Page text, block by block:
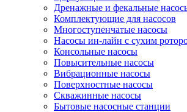
Дренажные и фекальные
Комплектующие для насосов
Многоступенчатые насосы
Насосы ин-лайн с сухим
Консольные насосы
Повысительные насосы
Вибрационные насосы
Поверхностные насосы
Скважинные насосы
Бытовые насосные станции